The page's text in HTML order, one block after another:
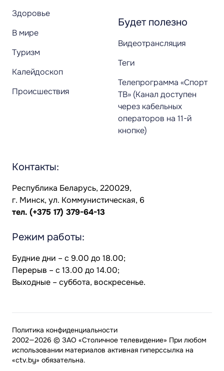
Здоровье
В мире
Туризм
Калейдоскоп
Происшествия
Будет полезно
Видеотрансляция
Теги
Телепрограмма «Спорт
ТВ» (Канал доступен
через кабельных
операторов на 11-й
кнопке)
Контакты:
Республика Беларусь, 220029,
г. Минск, ул. Коммунистическая, 6
тел. (+375 17) 379-64-13
Режим работы:
Будние дни – с 9.00 до 18.00;
Перерыв – с 13.00 до 14.00;
Выходные – суббота, воскресенье.
2002—2026 © ЗАО «Столичное телевидение» При любом
использовании материалов активная гиперссылка на
«ctv.by» обязательна.
Политика конфиденциальности